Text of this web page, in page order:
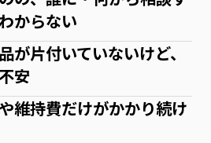
からない
が片付いていないけど、
安
維持費だけがかかり続け